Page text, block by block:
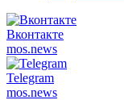
Вконтакте
mos.news
Telegram
mos.news